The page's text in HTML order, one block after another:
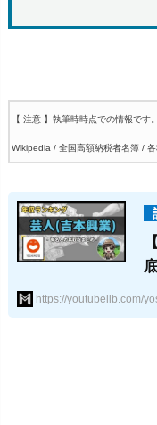
【 注意 】執筆時時点での情報です
Wikipedia / 全国高額納税者名簿 /
https://youtubelib.com/